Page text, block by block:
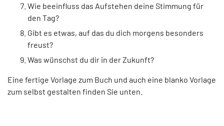
Wie beeinfluss das Aufstehen deine Stimmung für
den Tag?
Gibt es etwas, auf das du dich morgens besonders
freust?
Was wünschst du dir in der Zukunft?
Eine fertige Vorlage zum Buch und auch eine blanko Vorlage
zum selbst gestalten finden Sie unten.